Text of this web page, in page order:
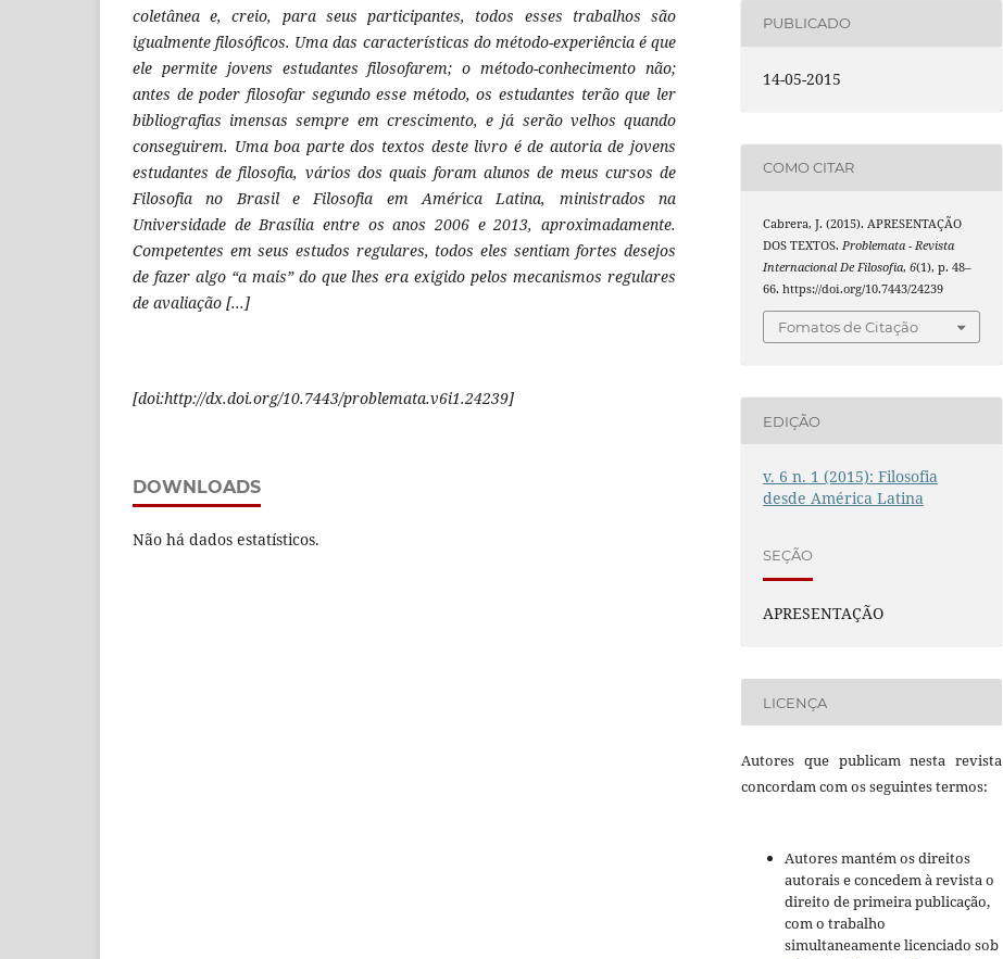
coletânea e, creio, para seus participantes, todos esses trabalhos são
igualmente filosóficos. Uma das características do método-experiência é que
ele permite jovens estudantes filosofarem; o método-conhecimento não;
antes de poder filosofar segundo esse método, os estudantes terão que ler
bibliografias imensas sempre em crescimento, e já serão velhos quando
conseguirem. Uma boa parte dos textos deste livro é de autoria de jovens
estudantes de filosofia, vários dos quais foram alunos de meus cursos de
Filosofia no Brasil e Filosofia em América Latina, ministrados na
Universidade de Brasília entre os anos 2006 e 2013, aproximadamente.
Competentes em seus estudos regulares, todos eles sentiam fortes desejos
de fazer algo “a mais” do que lhes era exigido pelos mecanismos regulares
de avaliação [...]
[doi:http://dx.doi.org/10.7443/problemata.v6i1.24239]
DOWNLOADS
Não há dados estatísticos.
PUBLICADO
14-05-2015
COMO CITAR
Cabrera, J. (2015). APRESENTAÇÃO
DOS TEXTOS.Problemata - Revista
Internacional De Filosofia,6(1), p. 48–
66. https://doi.org/10.7443/24239
Fomatos de Citação
EDIÇÃO
v. 6 n. 1 (2015): Filosofia
desde América Latina
SEÇÃO
APRESENTAÇÃO
LICENÇA
Autores que publicam nesta revista
concordam com os seguintes termos:
Autores mantém os direitos
autorais e concedem à revista o
direito de primeira publicação,
com o trabalho
simultaneamente licenciado sob